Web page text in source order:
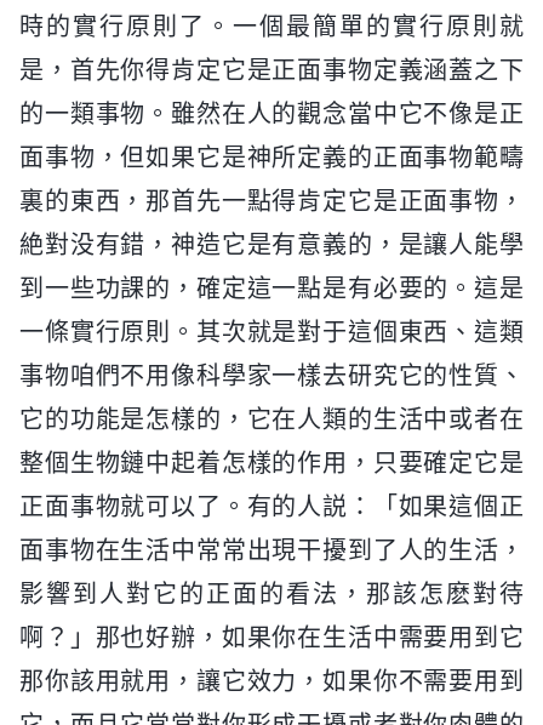
時的實行原則了。一個最簡單的實行原則就
是，首先你得肯定它是正面事物定義涵蓋之下
的一類事物。雖然在人的觀念當中它不像是正
面事物，但如果它是神所定義的正面事物範疇
裏的東西，那首先一點得肯定它是正面事物，
絶對没有錯，神造它是有意義的，是讓人能學
到一些功課的，確定這一點是有必要的。這是
一條實行原則。其次就是對于這個東西、這類
事物咱們不用像科學家一樣去研究它的性質、
它的功能是怎樣的，它在人類的生活中或者在
整個生物鏈中起着怎樣的作用，只要確定它是
正面事物就可以了。有的人説：「如果這個正
面事物在生活中常常出現干擾到了人的生活，
影響到人對它的正面的看法，那該怎麽對待
啊？」那也好辦，如果你在生活中需要用到它
那你該用就用，讓它效力，如果你不需要用到